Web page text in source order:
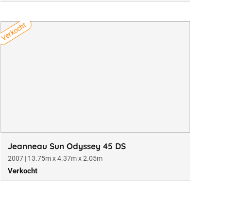
Verkocht
Jeanneau Sun Odyssey 45 DS
2007 | 13.75m x 4.37m x 2.05m
Verkocht